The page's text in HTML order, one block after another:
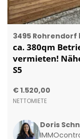
3495 Rohrendorf
ca. 380qm
vermieten!
S5
€ 1.520,00
NETTOMIETE
Doris